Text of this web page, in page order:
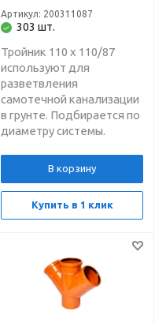
(рыжий)
303 шт.
Артикул: 200311087
Тройник 110 х 110/87
используют для
разветвления
самотечной канализации
в грунте. Подбирается по
диаметру системы.
В корзину
Купить в 1 клик